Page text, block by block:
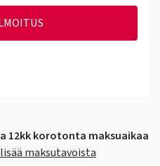
12kk korotonta maksuaikaa
maksutavoista